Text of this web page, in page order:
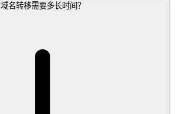
域名转移需要多长时间？